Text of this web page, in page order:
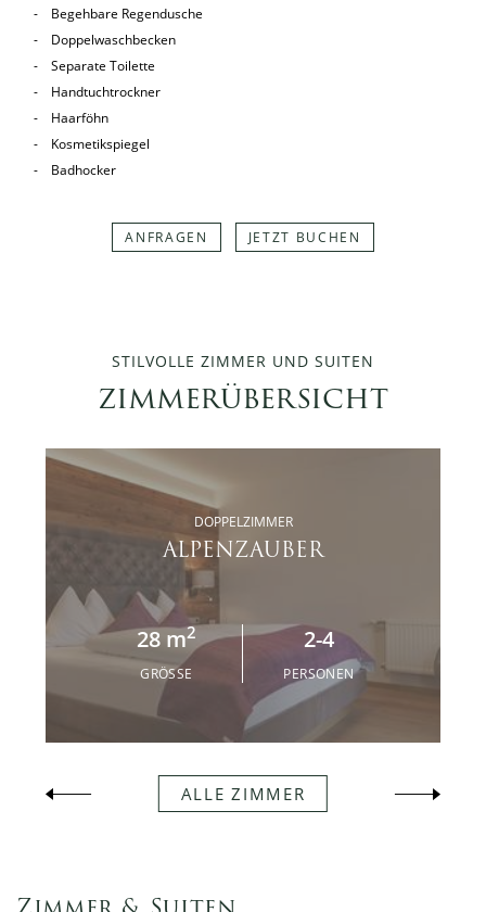
Begehbare Regendusche
Doppelwaschbecken
Separate Toilette
Handtuchtrockner
Haarföhn
Kosmetikspiegel
Badhocker
ANFRAGEN JETZT BUCHEN
STILVOLLE ZIMMER UND SUITEN
zimmerübersicht
DOPPELZIMMER
ALPENZAUBER
28 m2
GRÖSSE
2-4
PERSONEN
ALLE ZIMMER